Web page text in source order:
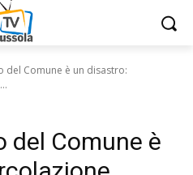
del Comune è un disastro:
del Comune è